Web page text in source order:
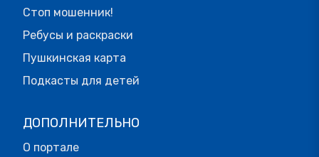
Стоп мошенник!
Ребусы и раскраски
Пушкинская карта
Подкасты для детей
ДОПОЛНИТЕЛЬНО
О портале